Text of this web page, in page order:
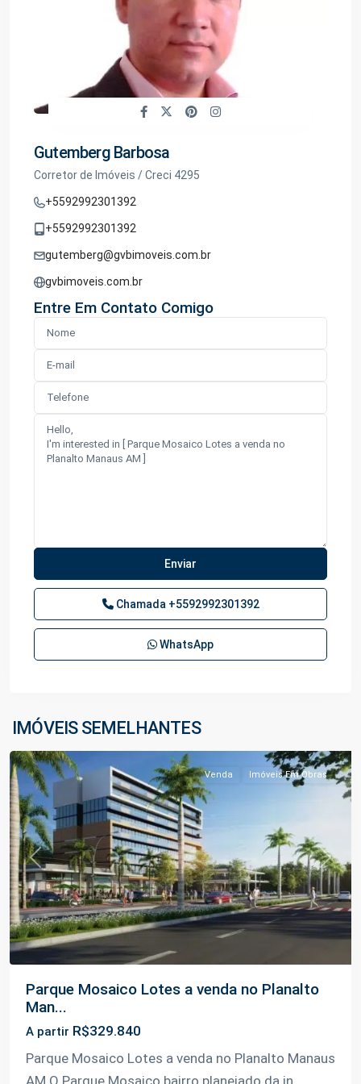
Gutemberg Barbosa
Corretor de Imóveis / Creci 4295
+5592992301392
+5592992301392
gutemberg@gvbimoveis.com.br
gvbimoveis.com.br
Entre Em Contato Comigo
Chamada +5592992301392
WhatsApp
IMÓVEIS SEMELHANTES
Planalto
Manaus
Previous Next
Venda Imóveis Em Obras
Parque Mosaico Lotes a venda no Planalto
Man...
A partir R$329.840
Parque Mosaico Lotes a venda no Planalto Manaus
AM O Parque Mosaico bairro planejado da in ...